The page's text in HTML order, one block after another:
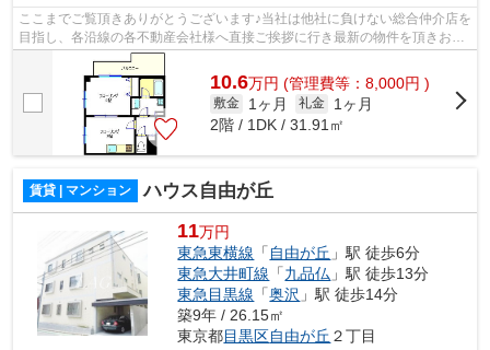
ここまでご覧頂きありがとうございます♪当社は他社に負けない総合仲介店を
目指し、各沿線の各不動産会社様へ直接ご挨拶に行き最新の物件を頂きお客
様へ提供しております！最新の情報は...
10.6万円 (管理費等：8,000円 )
敷金 1ヶ月 礼金
1ヶ月
2階 / 1DK / 31.91㎡
賃貸 | マンション ハウス自由が丘
11万円
東急東横線 「 自由が丘 」駅 徒歩6分
東急大井町線 「九品仏 」駅 徒歩13分
東急目黒線 「奥沢 」駅 徒歩14分
築9年 / 26.15㎡
東京都目黒区自由が丘 ２丁目